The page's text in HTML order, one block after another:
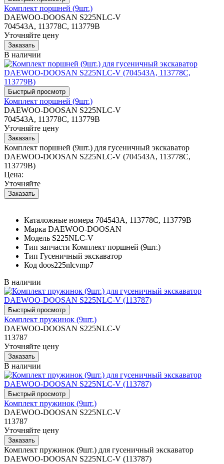
Комплект поршней (9шт.)
DAEWOO-DOOSAN S225NLC-V
704543A, 113778C, 113779B
Уточняйте цену
В наличии
Комплект поршней (9шт.)
DAEWOO-DOOSAN S225NLC-V
704543A, 113778C, 113779B
Уточняйте цену
Комплект поршней (9шт.) для гусеничный экскаватор
DAEWOO-DOOSAN S225NLC-V (704543A, 113778C,
113779B)
Цена:
Уточняйте
Каталожные номера 704543A, 113778C, 113779B
Марка DAEWOO-DOOSAN
Модель S225NLC-V
Тип запчасти Комплект поршней (9шт.)
Тип Гусеничный экскаватор
Код doos225nlcvmp7
В наличии
Комплект пружинок (9шт.)
DAEWOO-DOOSAN S225NLC-V
113787
Уточняйте цену
В наличии
Комплект пружинок (9шт.)
DAEWOO-DOOSAN S225NLC-V
113787
Уточняйте цену
Комплект пружинок (9шт.) для гусеничный экскаватор
DAEWOO-DOOSAN S225NLC-V (113787)